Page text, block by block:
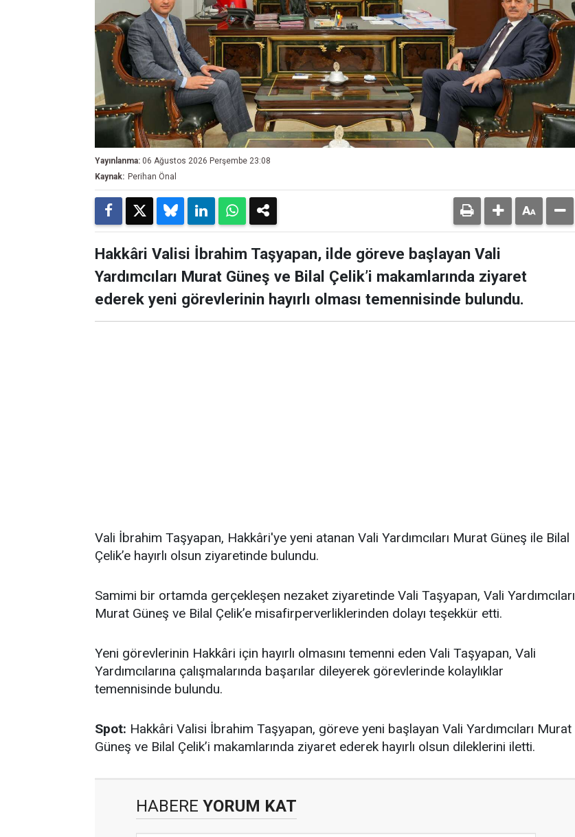
Yayınlanma: 06 Ağustos 2026 Perşembe 23:08
Kaynak: Perihan Önal
Hakkâri Valisi İbrahim Taşyapan, ilde göreve başlayan Vali
Yardımcıları Murat Güneş ve Bilal Çelik’i makamlarında ziyaret
ederek yeni görevlerinin hayırlı olması temennisinde bulundu.
Vali İbrahim Taşyapan, Hakkâri'ye yeni atanan Vali Yardımcıları Murat Güneş ile Bilal
Çelik’e hayırlı olsun ziyaretinde bulundu.
Samimi bir ortamda gerçekleşen nezaket ziyaretinde Vali Taşyapan, Vali Yardımcıları
Murat Güneş ve Bilal Çelik’e misafirperverliklerinden dolayı teşekkür etti.
Yeni görevlerinin Hakkâri için hayırlı olmasını temenni eden Vali Taşyapan, Vali
Yardımcılarına çalışmalarında başarılar dileyerek görevlerinde kolaylıklar
temennisinde bulundu.
Spot: Hakkâri Valisi İbrahim Taşyapan, göreve yeni başlayan Vali Yardımcıları Murat
Güneş ve Bilal Çelik’i makamlarında ziyaret ederek hayırlı olsun dileklerini iletti.
HABERE YORUM KAT